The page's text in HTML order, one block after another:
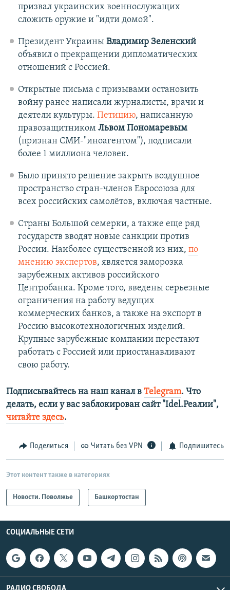
призвал украинских военнослужащих
сложить оружие и "идти домой".
Президент Украины Владимир Зеленский
объявил о прекращении дипломатических
отношений с Россией.
Открытые письма с призывами остановить
войну ранее написали журналисты, врачи и
деятели культуры. Петицию, написанную
правозащитником Львом Пономаревым
(признан СМИ-"иноагентом"), подписали
более 1 миллиона человек.
Было принято решение закрыть воздушное
пространство стран-членов Евросоюза для
всех российских самолётов, включая частные.
Страны Большой семерки, а также еще ряд
государств вводят новые санкции против
России. Наиболее существенной из них, по
мнению экспертов, является заморозка
зарубежных активов российского
Центробанка. Кроме того, введены серьезные
ограничения на работу ведущих
коммерческих банков, а также на экспорт в
Россию высокотехнологичных изделий.
Крупные зарубежные компании перестают
работать с Россией или приостанавливают
свою работу.
Подписывайтесь на наш канал в Telegram. Что
делать, если у вас заблокирован сайт "Idel.Реалии",
читайте здесь.
Поделиться Читать без VPN Подпишитесь
Этот контент также в категориях
Новости. Поволжье Башкортостан
СОЦИАЛЬНЫЕ СЕТИ